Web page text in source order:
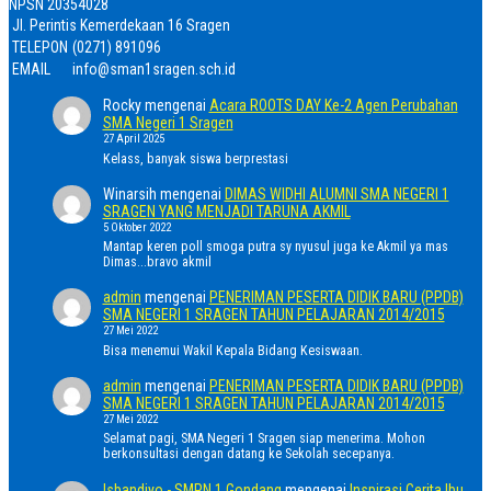
NPSN 20354028
Jl. Perintis Kemerdekaan 16 Sragen
TELEPON (0271) 891096
EMAIL
info@sman1sragen.sch.id
Rockymengenai Acara ROOTS DAY Ke-2 Agen Perubahan
SMA Negeri 1 Sragen
27 April 2025
Kelass, banyak siswa berprestasi
Winarsih mengenai DIMAS WIDHI ALUMNI SMA NEGERI 1
SRAGEN YANG MENJADI TARUNA AKMIL
5 Oktober 2022
Mantap keren poll smoga putra sy nyusul juga ke Akmil ya mas
Dimas...bravo akmil
admin mengenai PENERIMAN PESERTA DIDIK BARU (PPDB)
SMA NEGERI 1 SRAGEN TAHUN PELAJARAN 2014/2015
27 Mei 2022
Bisa menemui Wakil Kepala Bidang Kesiswaan.
admin mengenai PENERIMAN PESERTA DIDIK BARU (PPDB)
SMA NEGERI 1 SRAGEN TAHUN PELAJARAN 2014/2015
27 Mei 2022
Selamat pagi, SMA Negeri 1 Sragen siap menerima. Mohon
berkonsultasi dengan datang ke Sekolah secepanya.